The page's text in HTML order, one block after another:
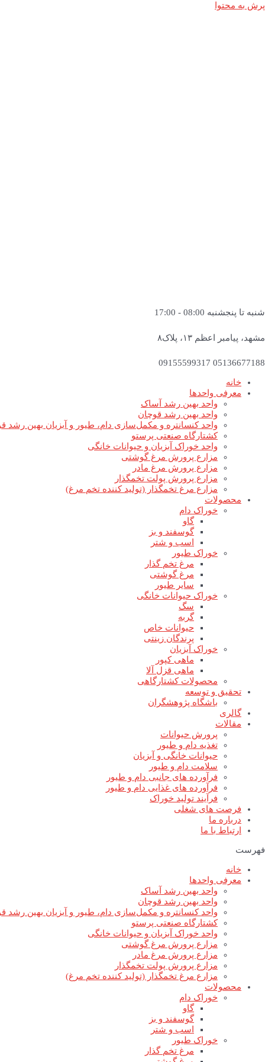
پرش به محتوا
شنبه تا پنجشنبه 08:00 - 17:00
مشهد، پیامبر اعظم ۱۳، پلاک۸
05136677188 09155599317
خانه
معرفی واحدها
واحد بهین رشد آساک
واحد بهین رشد قوچان
واحد کنسانتره و مکمل‌سازی دام، طیور و آبزیان بهین رشد
کشتارگاه صنعتی پرستو
واحد خوراک آبزیان و حیوانات خانگی
مزارع پرورش مرغ گوشتی
مزارع پرورش مرغ مادر
مزارع پرورش پولت تخمگذار
مزارع مرغ تخمگذار (تولید کننده تخم مرغ)
محصولات
خوراک دام
گاو
گوسفند و بز
اسب و شتر
خوراک طیور
مرغ تخم گذار
مرغ گوشتی
سایر طیور
خوراک حیوانات خانگی
سگ
گربه
حیوانات خاص
پرندگان زینتی
خوراک آبزیان
ماهی کپور
ماهی قزل آلا
محصولات کشتارگاهی
تحقیق و توسعه
باشگاه پژوهشگران
گالری
مقالات
پرورش حیوانات
تغذیه دام و طیور
حیوانات خانگی و آبزیان
سلامت دام و طیور
فرآورده های جانبی دام و طیور
فرآورده های غذایی دام و طیور
فرآیند تولید خوراک
فرصت های شغلی
درباره ما
ارتباط با ما
فهرست
خانه
معرفی واحدها
واحد بهین رشد آساک
واحد بهین رشد قوچان
واحد کنسانتره و مکمل‌سازی دام، طیور و آبزیان بهین رشد
کشتارگاه صنعتی پرستو
واحد خوراک آبزیان و حیوانات خانگی
مزارع پرورش مرغ گوشتی
مزارع پرورش مرغ مادر
مزارع پرورش پولت تخمگذار
مزارع مرغ تخمگذار (تولید کننده تخم مرغ)
محصولات
خوراک دام
گاو
گوسفند و بز
اسب و شتر
خوراک طیور
مرغ تخم گذار